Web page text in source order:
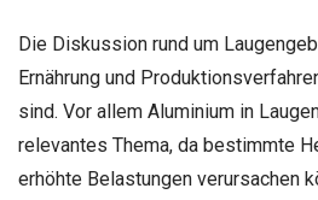
Die Diskussion rund um
Ernährung und
sind. Vor allem Aluminium in
relevantes Thema, da bestimmte
erhöhte Belastungen verursachen